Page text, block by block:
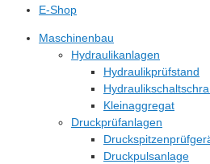
E-Shop
Maschinenbau
Hydraulikanlagen
Hydraulikprüfstand
Kleinaggregat
Druckprüfanlagen
Druckpulsanlage